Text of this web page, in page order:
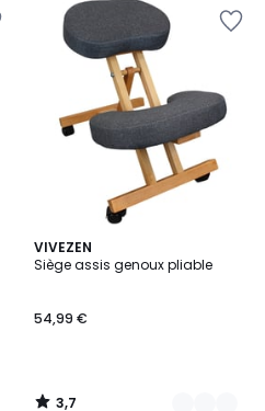
VIVEZEN
Siège assis genoux pliable
54,99 €
3,7
/ 5
3
Couleurs
3,7